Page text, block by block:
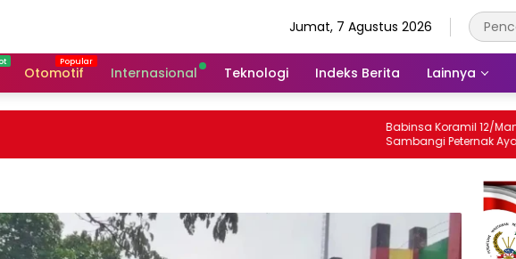
Jumat, 7 Agustus 2026
Otomotif Internasional Teknologi Indeks Berita Lainnya
Babinsa Koramil 12/Manisrenggo
Sambangi Peternak Ayam Petelur,
Dukung Ketahanan Pangan Dan